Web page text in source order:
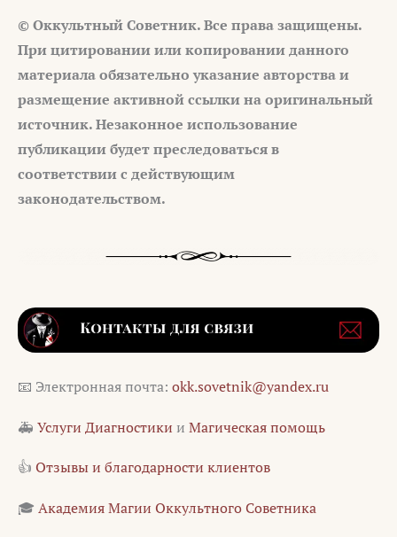
© Оккультный Советник. Все права защищены.
При цитировании или копировании данного
материала обязательно указание авторства и
размещение активной ссылки на оригинальный
источник. Незаконное использование
публикации будет преследоваться в
соответствии с действующим
законодательством.
📧 Электронная почта: okk.sovetnik@yandex.ru
🚑 Услуги Диагностики и Магическая помощь
👍 Отзывы и благодарности клиентов
🎓 Академия Магии Оккультного Советника